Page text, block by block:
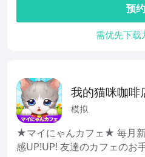
预约
需优先下载
我的猫咪咖啡
模拟
★マイにゃんカフェ★ 毎月
感UP!UP! 友達のカフェのお